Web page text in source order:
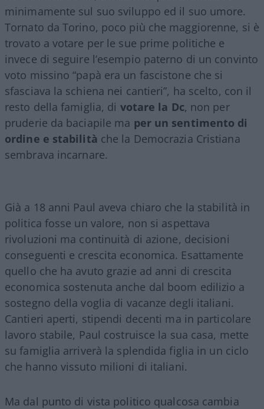
minimamente sul suo sviluppo ed il suo umore.
Tornato da Torino, poco più che maggiorenne, si è
trovato a votare per le sue prime politiche e
invece di seguire l’esempio paterno di un convinto
voto missino “papà era un fascistone che si
sfasciava la schiena nei cantieri”, ha scelto, con il
resto della famiglia, di votare la Dc, non per
pruderie da baciapile ma per un sentimento di
ordine e stabilità che la Democrazia Cristiana
sembrava incarnare.
Già a 18 anni Paul aveva chiaro che la stabilità in
politica fosse un valore, non si aspettava
rivoluzioni ma continuità di azione, decisioni
conseguenti e crescita economica. Esattamente
quello che ha avuto grazie ad anni di crescita
economica sostenuta anche dal boom edilizio a
sostegno della voglia di vacanze degli italiani.
Cantieri aperti, stipendi decenti ma in particolare
lavoro stabile, Paul costruisce la sua casa, mette
su famiglia arriverà la splendida figlia in un ciclo
che hanno vissuto milioni di italiani.
Ma dal punto di vista politico qualcosa cambia